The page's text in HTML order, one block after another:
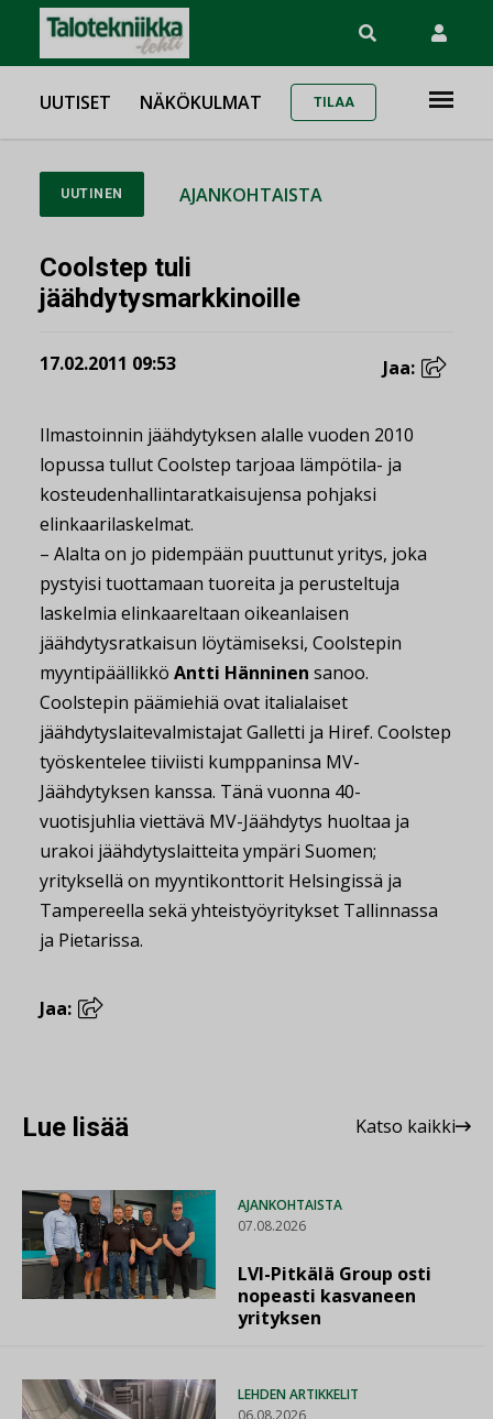
UUTISET NÄKÖKULMAT TILAA
UUTINEN AJANKOHTAISTA
Coolstep tuli
jäähdytysmarkkinoille
17.02.2011 09:53 Jaa:
Ilmastoinnin jäähdytyksen alalle vuoden 2010
lopussa tullut Coolstep tarjoaa lämpötila- ja
kosteudenhallintaratkaisujensa pohjaksi
elinkaarilaskelmat.
– Alalta on jo pidempään puuttunut yritys, joka
pystyisi tuottamaan tuoreita ja perusteltuja
laskelmia elinkaareltaan oikeanlaisen
jäähdytysratkaisun löytämiseksi, Coolstepin
myyntipäällikkö Antti Hänninen sanoo.
Coolstepin päämiehiä ovat italialaiset
jäähdytyslaitevalmistajat Galletti ja Hiref. Coolstep
työskentelee tiiviisti kumppaninsa MV-
Jäähdytyksen kanssa. Tänä vuonna 40-
vuotisjuhlia viettävä MV-Jäähdytys huoltaa ja
urakoi jäähdytyslaitteita ympäri Suomen;
yrityksellä on myyntikonttorit Helsingissä ja
Tampereella sekä yhteistyöyritykset Tallinnassa
ja Pietarissa.
Jaa:
Lue lisää Katso kaikki
AJANKOHTAISTA
07.08.2026
LVI-Pitkälä Group osti
nopeasti kasvaneen
yrityksen
LEHDEN ARTIKKELIT
06.08.2026